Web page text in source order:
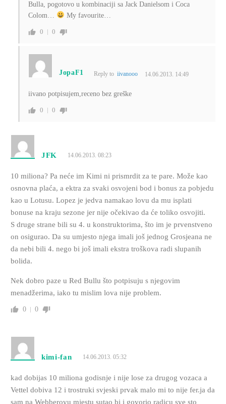
Bulla, pogotovo u kombinaciji sa Jack Danielsom i Coca
Colom…
My favourite…
0 0
JopaF1 Reply toiivanooo 14.06.2013. 14:49
iivano potpisujem,receno bez greške
0 0
JFK 14.06.2013. 08:23
10 miliona? Pa neće im Kimi ni prismrdit za te pare. Može kao
osnovna plaća, a ektra za svaki osvojeni bod i bonus za pobjedu
kao u Lotusu. Lopez je jedva namakao lovu da mu isplati
bonuse na kraju sezone jer nije očekivao da će toliko osvojiti.
S druge strane bili su 4. u konstruktorima, što im je prvenstveno
on osigurao. Da su umjesto njega imali još jednog Grosjeana ne
da nebi bili 4. nego bi još imali ekstra troškova radi slupanih
bolida.
Nek dobro paze u Red Bullu što potpisuju s njegovim
menadžerima, iako tu mislim lova nije problem.
0 0
kimi-fan 14.06.2013. 05:32
kad dobijas 10 miliona godisnje i nije lose za drugog vozaca a
Vettel dobiva 12 i trostruki svjeski prvak malo mi to nije fer.ja da
sam na Webberovu mjestu sutao bi i govorio radicu sve sto